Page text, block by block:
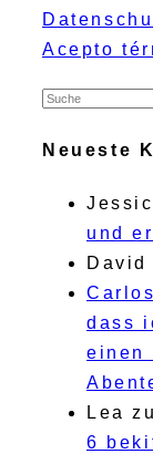
Acepto
Neueste
und
David
dass
einen
Lea
6